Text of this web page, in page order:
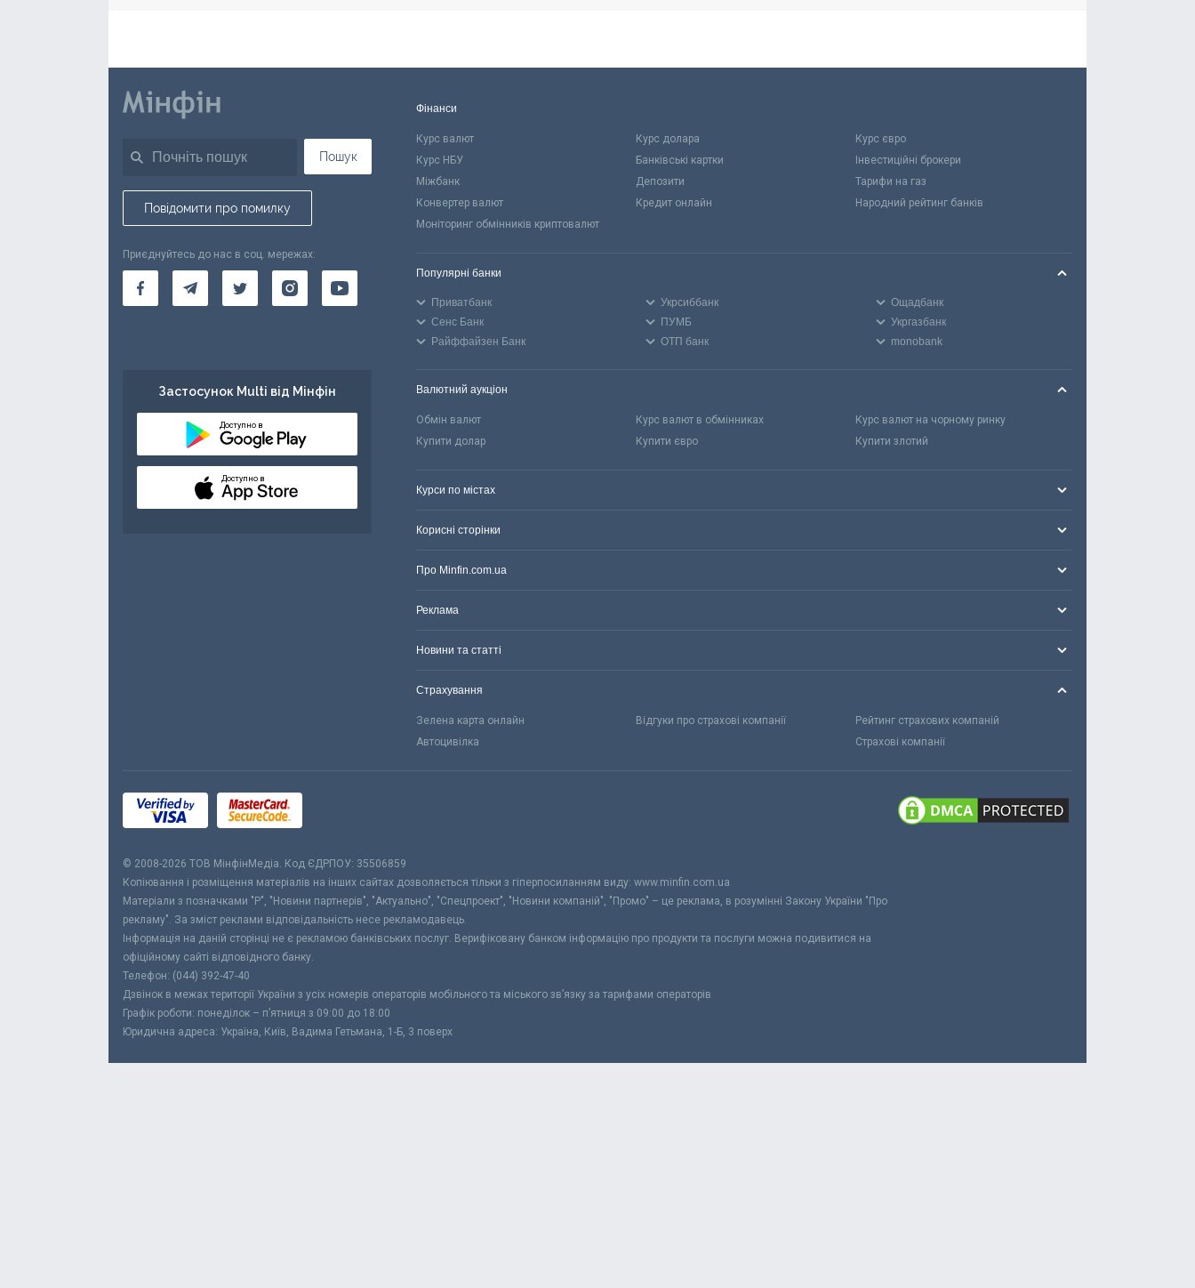
Пошук
Повідомити про помилку
Приєднуйтесь до нас в соц. мережах:
Застосунок Multi від Мінфін
Доступно в
Доступно в
Фінанси
Курс валют Курс долара
Курс євро
Курс НБУ
Банківські картки
Інвестиційні брокери
Міжбанк
Депозити
Тарифи на газ
Конвертер валют
Кредит онлайн
Народний рейтинг банків
Моніторинг обмінників криптовалют
Популярні банки
Приватбанк Укрсиббанк
Ощадбанк
Сенс Банк
ПУМБ
Укргазбанк
Райффайзен Банк
ОТП банк monobank
Валютний аукціон
Обмін валют Курс валют в обмінниках
Курс валют на чорному ринку
Купити долар
Купити євро Купити злотий
Курси по містах
Корисні сторінки
Про Minfin.com.ua
Реклама
Новини та статті
Страхування
Зелена карта онлайн Відгуки про страхові компанії
Рейтинг страхових компаній
Автоцивілка
Страхові компанії
© 2008-2026 ТОВ МiнфiнМедiа. Код ЄДРПОУ: 35506859
Копіювання і розміщення матеріалів на інших сайтах дозволяється тільки з гіперпосиланням виду: www.minfin.com.ua
Матеріали з позначками "Р", "Новини партнерів", "Актуально", "Спецпроект", "Новини компаній", "Промо" – це реклама, в розумінні Закону України "Про
рекламу". За зміст реклами відповідальність несе рекламодавець.
Інформація на даній сторінці не є рекламою банківських послуг. Верифіковану банком інформацію про продукти та послуги можна подивитися на
офіційному сайті відповідного банку.
Телефон: (044) 392-47-40
Дзвінок в межах території України з усіх номерів операторів мобільного та міського зв’язку за тарифами операторів
Графік роботи: понеділок – п’ятниця з 09:00 до 18:00
Юридична адреса: Україна, Київ, Вадима Гетьмана, 1-Б, 3 поверх